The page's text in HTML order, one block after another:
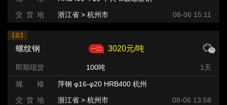
交 货 地
浙江省 > 杭州市 08-06 15:11
【卖】
螺纹钢 3020元/吨
即期现货 100吨 1天
规 格
萍钢 φ16-φ20 HRB400 杭州
交 货 地
浙江省 > 杭州市 08-06 13:58